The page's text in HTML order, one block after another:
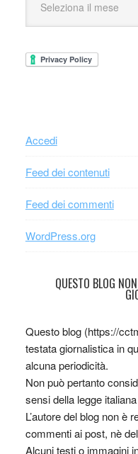
Accedi
Feed dei contenuti
Feed dei commenti
WordPress.org
QUESTO BLOG
Questo blog (https://
testata giornalistica in
alcuna periodicità.
Non può pertanto
sensi della legge
L’autore del blog non è
commenti ai post, nè
Alcuni testi o immagini